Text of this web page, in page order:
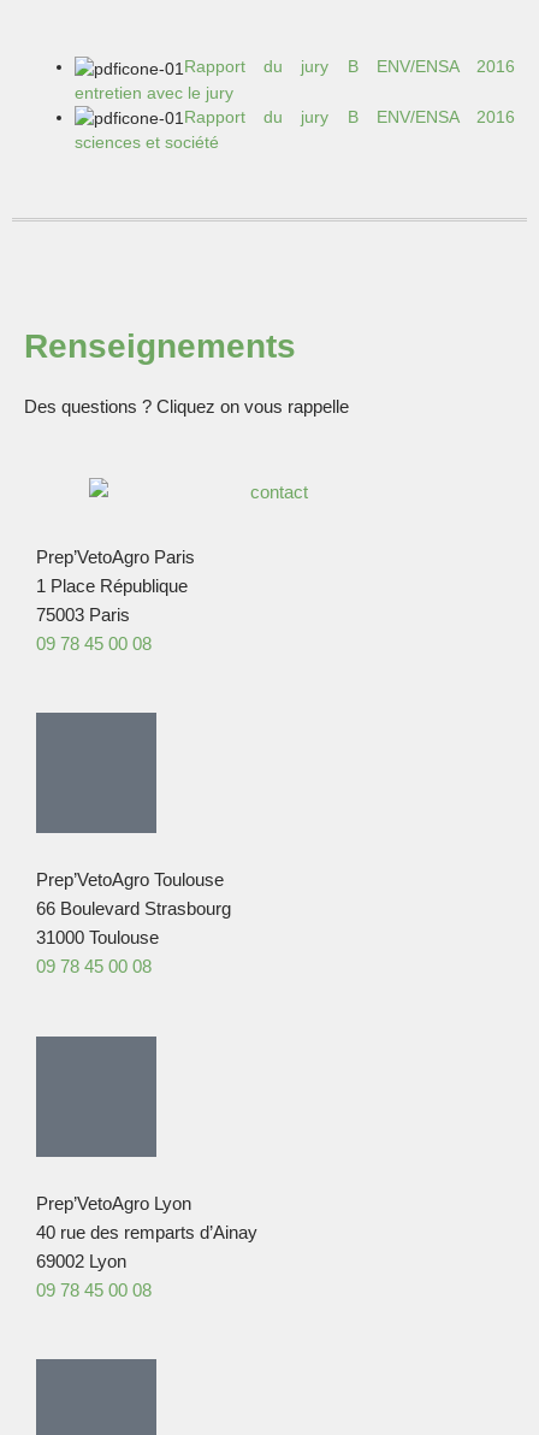
Rapport du jury B ENV/ENSA 2016
entretien avec le jury
Rapport du jury B ENV/ENSA 2016
sciences et société
Renseignements
Des questions ? Cliquez on vous rappelle
Prep’VetoAgro Paris
1 Place République
75003 Paris
09 78 45 00 08
Prep’VetoAgro Toulouse
66 Boulevard Strasbourg
31000 Toulouse
09 78 45 00 08
Prep’VetoAgro Lyon
40 rue des remparts d’Ainay
69002 Lyon
09 78 45 00 08